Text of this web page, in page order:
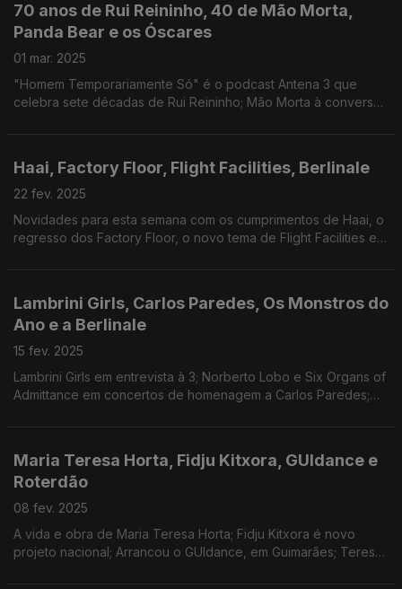
70 anos de Rui Reininho, 40 de Mão Morta,
Panda Bear e os Óscares
01 mar. 2025
"Homem Temporariamente Só" é o podcast Antena 3 que
celebra sete décadas de Rui Reininho; Mão Morta à conversa
Haai, Factory Floor, Flight Facilities, Berlinale
22 fev. 2025
Novidades para esta semana com os cumprimentos de Haai, o
regresso dos Factory Floor, o novo tema de Flight Facilities e
Lambrini Girls, Carlos Paredes, Os Monstros do
Ano e a Berlinale
15 fev. 2025
Lambrini Girls em entrevista à 3; Norberto Lobo e Six Organs of
Admittance em concertos de homenagem a Carlos Paredes;
Maria Teresa Horta, Fidju Kitxora, GUIdance e
Roterdão
08 fev. 2025
A vida e obra de Maria Teresa Horta; Fidju Kitxora é novo
projeto nacional; Arrancou o GUIdance, em Guimarães; Teresa